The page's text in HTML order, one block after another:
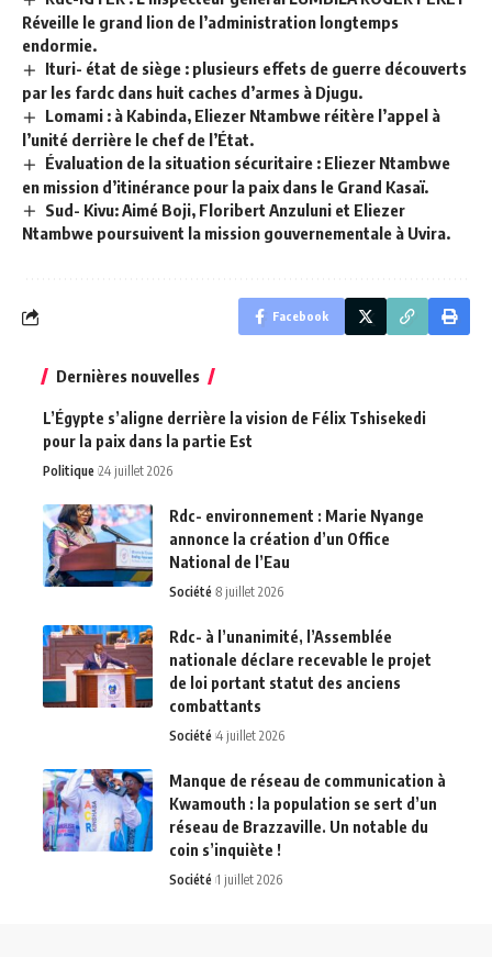
Réveille le grand lion de l’administration longtemps
endormie.
Ituri- état de siège : plusieurs effets de guerre découverts
par les fardc dans huit caches d’armes à Djugu.
Lomami : à Kabinda, Eliezer Ntambwe réitère l’appel à
l’unité derrière le chef de l’État.
Évaluation de la situation sécuritaire : Eliezer Ntambwe
en mission d’itinérance pour la paix dans le Grand Kasaï.
Sud- Kivu: Aimé Boji, Floribert Anzuluni et Eliezer
Ntambwe poursuivent la mission gouvernementale à Uvira.
Facebook
Dernières nouvelles
L’Égypte s’aligne derrière la vision de Félix Tshisekedi
pour la paix dans la partie Est
Politique 24 juillet 2026
Rdc- environnement : Marie Nyange
annonce la création d’un Office
National de l’Eau
Société 8 juillet 2026
Rdc- à l’unanimité, l’Assemblée
nationale déclare recevable le projet
de loi portant statut des anciens
combattants
Société 4 juillet 2026
Manque de réseau de communication à
Kwamouth : la population se sert d’un
réseau de Brazzaville. Un notable du
coin s’inquiète !
Société 1 juillet 2026